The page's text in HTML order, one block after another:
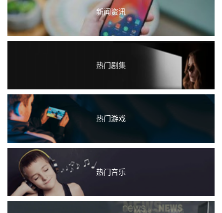
新闻资讯
热门剧集
热门游戏
热门音乐